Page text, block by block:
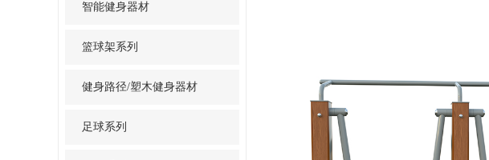
智能健身器材
篮球架系列
健身路径/塑木健身器材
足球系列